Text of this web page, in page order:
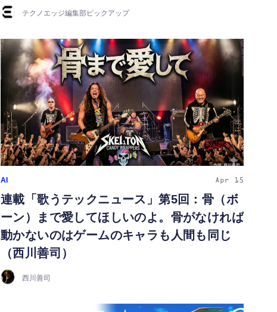
テクノエッジ編集部ピックアップ
AI Apr 15
連載「歌うテックニュース」第5回：骨（ボ
ーン）まで愛してほしいのよ。骨がなければ
動かないのはゲームのキャラも人間も同じ
（西川善司）
西川善司